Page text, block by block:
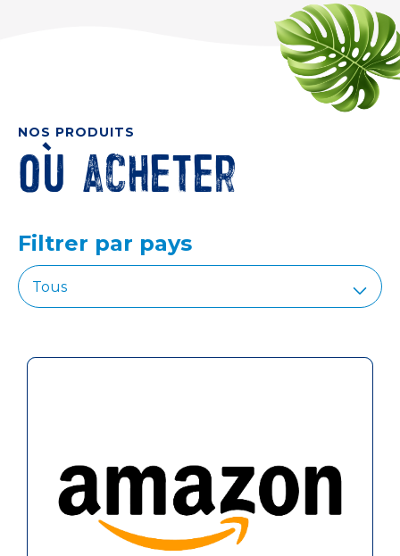
NOS PRODUITS
Où acheter
Filtrer par pays